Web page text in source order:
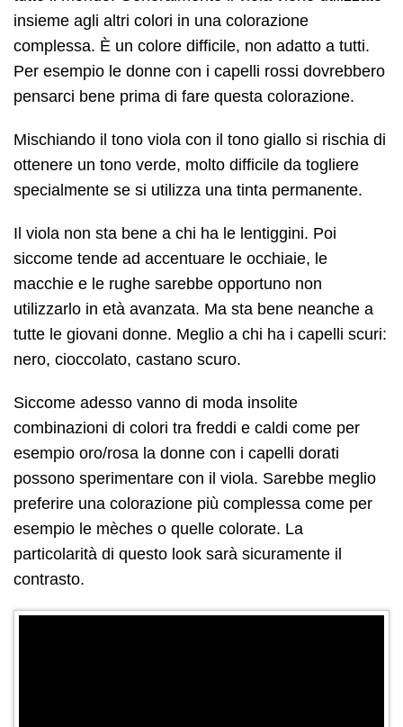
insieme agli altri colori in una colorazione
complessa. È un colore difficile, non adatto a tutti.
Per esempio le donne con i capelli rossi dovrebbero
pensarci bene prima di fare questa colorazione.
Mischiando il tono viola con il tono giallo si rischia di
ottenere un tono verde, molto difficile da togliere
specialmente se si utilizza una tinta permanente.
Il viola non sta bene a chi ha le lentiggini. Poi
siccome tende ad accentuare le occhiaie, le
macchie e le rughe sarebbe opportuno non
utilizzarlo in età avanzata. Ma sta bene neanche a
tutte le giovani donne. Meglio a chi ha i capelli scuri:
nero, cioccolato, castano scuro.
Siccome adesso vanno di moda insolite
combinazioni di colori tra freddi e caldi come per
esempio oro/rosa la donne con i capelli dorati
possono sperimentare con il viola. Sarebbe meglio
preferire una colorazione più complessa come per
esempio le mèches o quelle colorate. La
particolarità di questo look sarà sicuramente il
contrasto.